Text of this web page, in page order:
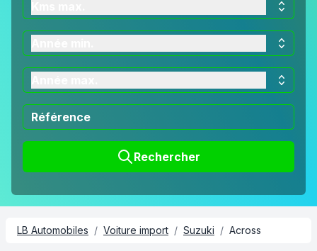
Rechercher
LB Automobiles / Voiture import / Suzuki / Across